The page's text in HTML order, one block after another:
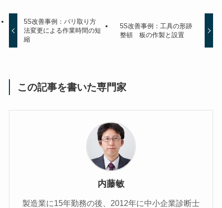
5S改善事例：バリ取り方
法変更による作業時間の短
縮
5S改善事例：工具の形跡
整頓 板の作製と設置
この記事を書いた専門家
内藤敏
製造業に15年勤務の後、2012年に中小企業診断士